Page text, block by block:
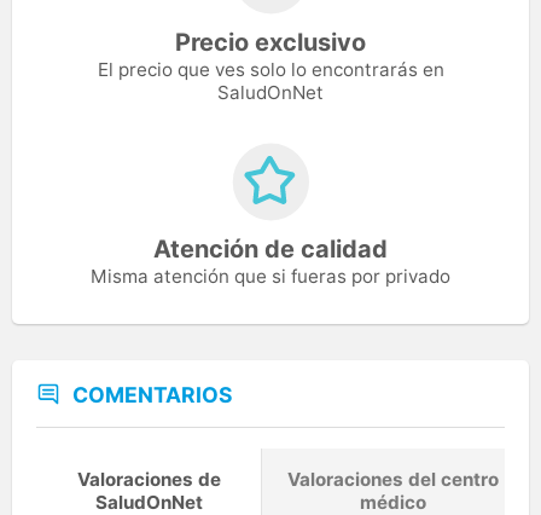
Precio exclusivo
El precio que ves solo lo encontrarás en
SaludOnNet
Atención de calidad
Misma atención que si fueras por privado
COMENTARIOS
Valoraciones de
SaludOnNet
Valoraciones del centro
médico